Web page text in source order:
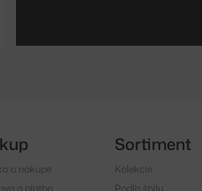
o nákupe
a platba
Sortiment
Kolekcie
Podľa štýlu